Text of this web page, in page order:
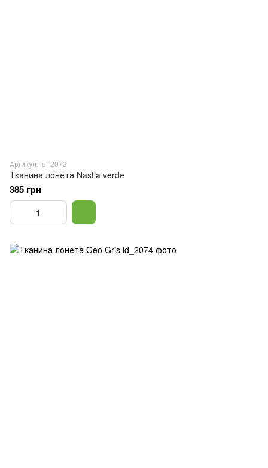
Артикул: id_2073
Тканина лонета Nastia verde
385 грн